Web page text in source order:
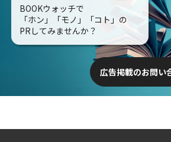
BOOKウォッチで
「ホン」「モノ」「コト」の
PRしてみませんか？
広告掲載のお問い